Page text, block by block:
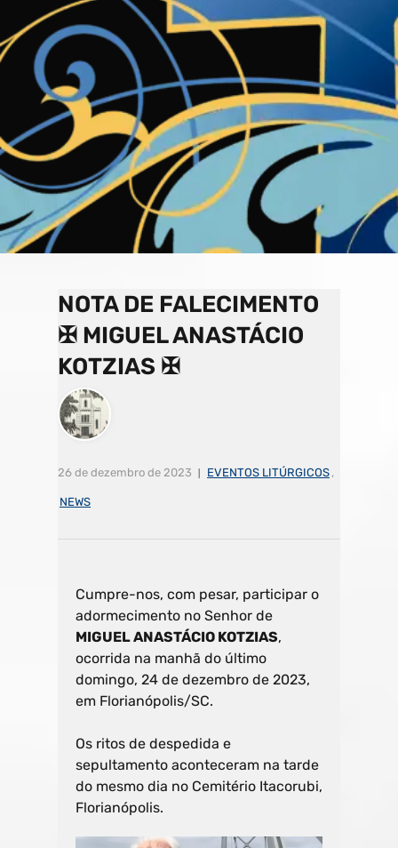
k
p C
a
n
n
el
NOTA DE FALECIMENTO
✠ MIGUEL ANASTÁCIO
KOTZIAS ✠
26 de dezembro de 2023 EVENTOS LITÚRGICOS ,
NEWS
Cumpre-nos, com pesar, participar o
adormecimento no Senhor de
MIGUEL ANASTÁCIO KOTZIAS,
ocorrida na manhã do último
domingo, 24 de dezembro de 2023,
em Florianópolis/SC.
Os ritos de despedida e
sepultamento aconteceram na tarde
do mesmo dia no Cemitério Itacorubi,
Florianópolis.